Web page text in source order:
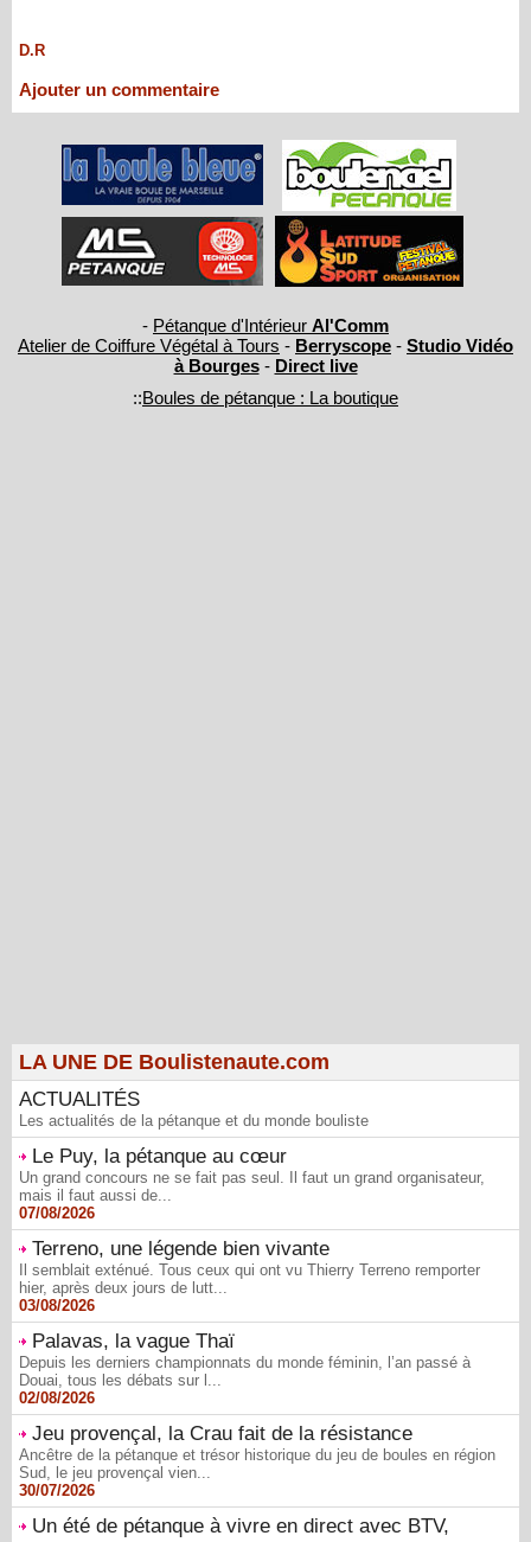
D.R
Ajouter un commentaire
- Pétanque d'Intérieur Al'Comm
Atelier de Coiffure Végétal à Tours - Berryscope - Studio Vidéo
à Bourges- Direct live
::Boules de pétanque : La boutique
LA UNE DE Boulistenaute.com
ACTUALITÉS
Les actualités de la pétanque et du monde bouliste
Le Puy, la pétanque au cœur
Un grand concours ne se fait pas seul. Il faut un grand organisateur,
mais il faut aussi de...
07/08/2026
Terreno, une légende bien vivante
Il semblait exténué. Tous ceux qui ont vu Thierry Terreno remporter
hier, après deux jours de lutt...
03/08/2026
Palavas, la vague Thaï
Depuis les derniers championnats du monde féminin, l’an passé à
Douai, tous les débats sur l...
02/08/2026
Jeu provençal, la Crau fait de la résistance
Ancêtre de la pétanque et trésor historique du jeu de boules en région
Sud, le jeu provençal vien...
30/07/2026
Un été de pétanque à vivre en direct avec BTV,